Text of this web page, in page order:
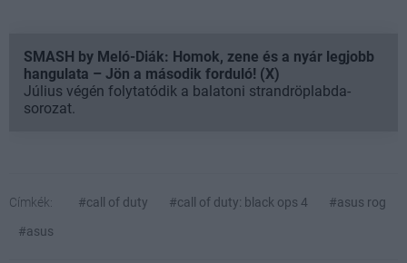
SMASH by Meló-Diák: Homok, zene és a nyár legjobb
hangulata – Jön a második forduló! (X)
Július végén folytatódik a balatoni strandröplabda-
sorozat.
Címkék: #call of duty #call of duty: black ops 4
#asus rog
#asus